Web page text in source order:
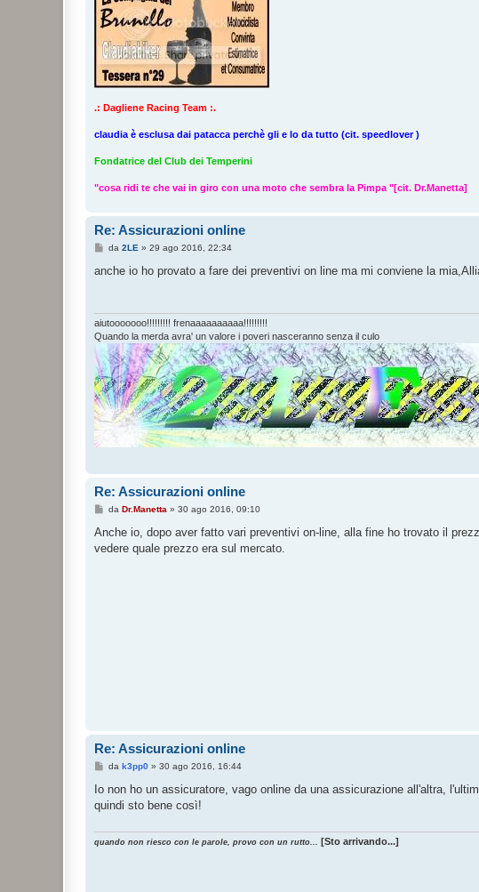
o
.: Dagliene Racing Team :.
claudia è esclusa dai patacca perchè gli e lo da tutto (cit. speedlover )
Fondatrice del Club dei Temperini
"cosa ridi te che vai in giro con una moto che sembra la Pimpa "[cit. Dr.Manetta]
Re: Assicurazioni online
M
s
i
da 2LE » 29 ago 2016, 22:34
anche io ho provato a fare dei preventivi on line ma mi conviene la
aiutooooooo!!!!!!!!! frenaaaaaaaaaa!!!!!!!!!
Quando la merda avra' un valore i poveri nasceranno senza il culo
Re: Assicurazioni online
M
s
a
da Dr.Manetta » 30 ago 2016, 09:10
Anche io, dopo aver fatto vari preventivi on-line, alla fine ho trovato il
vedere quale prezzo era sul mercato.
Re: Assicurazioni online
M
s
a
i
da k3pp0» 30 ago 2016, 16:44
Io non ho un assicuratore, vago online da una assicurazione all'altra,
quindi sto bene così!
quando non riesco con le parole, provo con un rutto... [Sto arrivando...]